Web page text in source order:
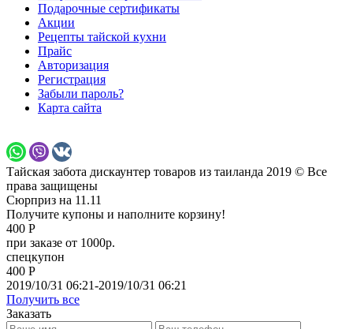
Подарочные сертификаты
Акции
Рецепты тайской кухни
Прайс
Авторизация
Регистрация
Забыли пароль?
Карта сайта
Тайская забота дискаунтер товаров из таиланда 2019 © Все
права защищены
Сюрприз на 11.11
Получите купоны и наполните корзину!
400 Р
при заказе от 1000р.
спецкупон
400 Р
2019/10/31 06:21-2019/10/31 06:21
Получить все
Заказать